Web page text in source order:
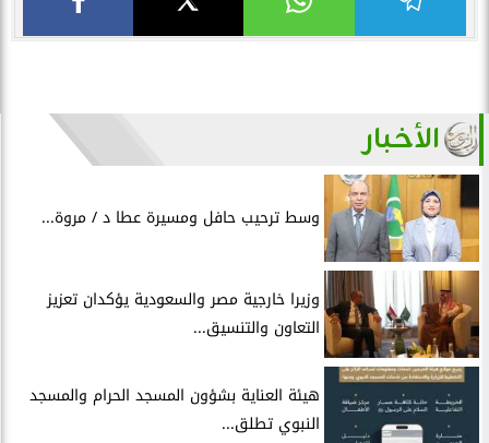
الأخبار
وسط ترحيب حافل ومسيرة عطا د / مروة...
وزيرا خارجية مصر والسعودية يؤكدان تعزيز
التعاون والتنسيق...
هيئة العناية بشؤون المسجد الحرام والمسجد
النبوي تطلق...